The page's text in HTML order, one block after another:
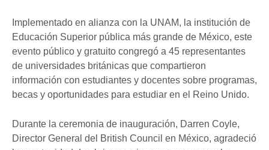
Implementado en alianza con la UNAM, la institución de
Educación Superior pública más grande de México, este
evento público y gratuito congregó a 45 representantes
de universidades británicas que compartieron
información con estudiantes y docentes sobre programas,
becas y oportunidades para estudiar en el Reino Unido.
Durante la ceremonia de inauguración, Darren Coyle,
Director General del British Council en México, agradeció